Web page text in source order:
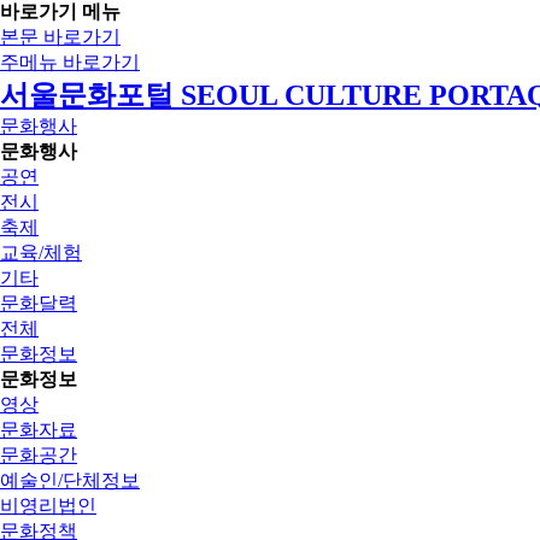
바로가기 메뉴
본문 바로가기
주메뉴 바로가기
서울문화포털 SEOUL CULTURE
문화행사
문화행사
공연
전시
축제
교육/체험
기타
문화달력
전체
문화정보
문화정보
영상
문화자료
문화공간
예술인/단체정보
비영리법인
문화정책